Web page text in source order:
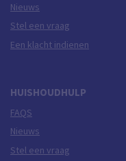
Nieuws
Stel een vraag
Een klacht indienen
HUISHOUDHULP
FAQS
Nieuws
Stel een vraag